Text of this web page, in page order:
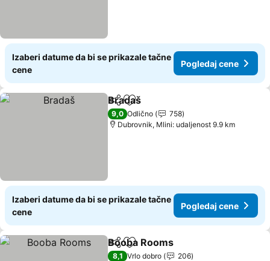
Izaberi datume da bi se prikazale tačne
cene
Pogledaj cene
Deli Dodati u favorite
Bradaš
9,0 Odlično
758
Dubrovnik, Mlini: udaljenost 9.9 km
Izaberi datume da bi se prikazale tačne
cene
Pogledaj cene
Deli Dodati u favorite
Booba Rooms
8,1 Vrlo dobro
206